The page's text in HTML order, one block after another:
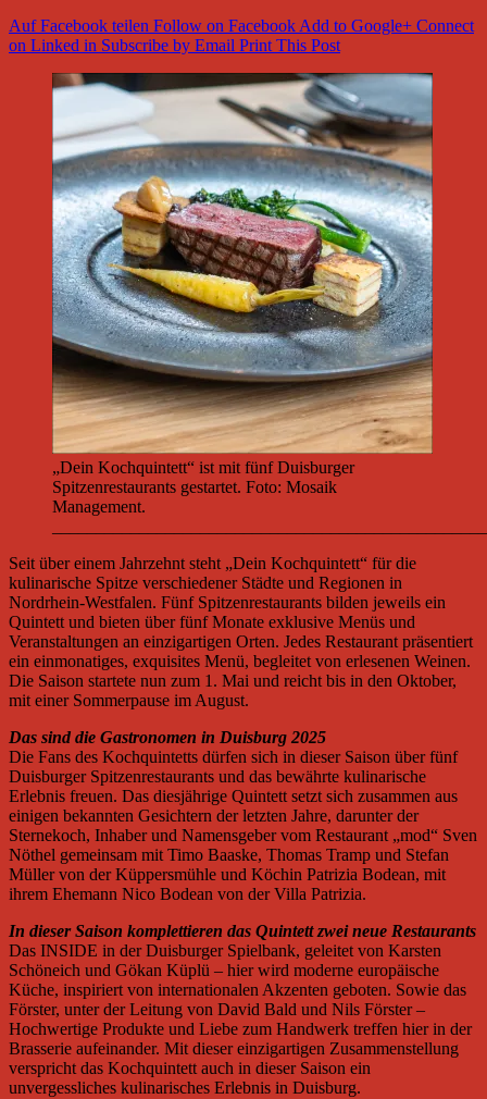
Auf Facebook teilen Follow on FacebookAdd to Google+ Connect
on Linked in Subscribe by Email Print This Post
„Dein Kochquintett“ ist mit fünf Duisburger
Spitzenrestaurants gestartet. Foto: Mosaik
Management.
Seit über einem Jahrzehnt steht „Dein Kochquintett“ für die
kulinarische Spitze verschiedener Städte und Regionen in
Nordrhein-Westfalen. Fünf Spitzenrestaurants bilden jeweils ein
Quintett und bieten über fünf Monate exklusive Menüs und
Veranstaltungen an einzigartigen Orten. Jedes Restaurant präsentiert
ein einmonatiges, exquisites Menü, begleitet von erlesenen Weinen.
Die Saison startete nun zum 1. Mai und reicht bis in den Oktober,
mit einer Sommerpause im August.
Das sind die Gastronomen in Duisburg 2025
Die Fans des Kochquintetts dürfen sich in dieser Saison über fünf
Duisburger Spitzenrestaurants und das bewährte kulinarische
Erlebnis freuen. Das diesjährige Quintett setzt sich zusammen aus
einigen bekannten Gesichtern der letzten Jahre, darunter der
Sternekoch, Inhaber und Namensgeber vom Restaurant „mod“ Sven
Nöthel gemeinsam mit Timo Baaske, Thomas Tramp und Stefan
Müller von der Küppersmühle und Köchin Patrizia Bodean, mit
ihrem Ehemann Nico Bodean von der Villa Patrizia.
In dieser Saison komplettieren das Quintett zwei neue Restaurants
Das INSIDE in der Duisburger Spielbank, geleitet von Karsten
Schöneich und Gökan Küplü – hier wird moderne europäische
Küche, inspiriert von internationalen Akzenten geboten. Sowie das
Förster, unter der Leitung von David Bald und Nils Förster –
Hochwertige Produkte und Liebe zum Handwerk treffen hier in der
Brasserie aufeinander. Mit dieser einzigartigen Zusammenstellung
verspricht das Kochquintett auch in dieser Saison ein
unvergessliches kulinarisches Erlebnis in Duisburg.